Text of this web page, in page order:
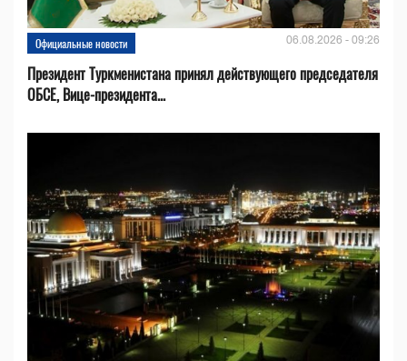
Официальные новости 06.08.2026 - 09:26
Президент Туркменистана принял действующего председателя
ОБСЕ, Вице-президента...